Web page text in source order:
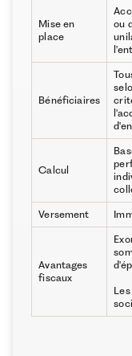
Mise en
place
ou
Bénéficiaires
Calcul
Versement
Avantages
fiscaux